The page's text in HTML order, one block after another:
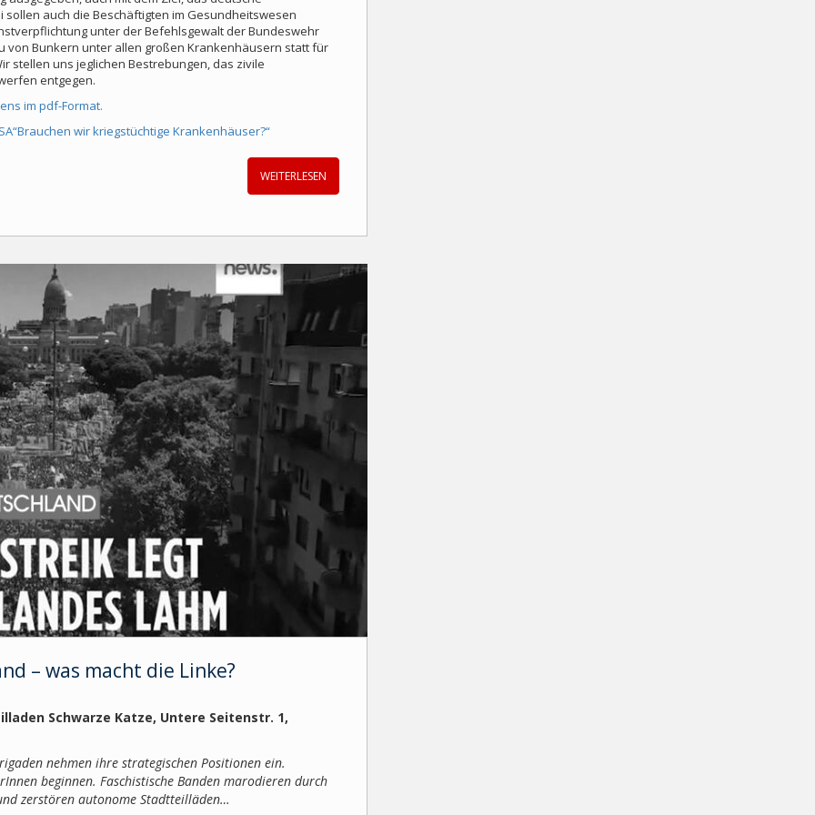
auch die Beschäftigten im Gesundheitswesen
unter der Befehlsgewalt der Bundeswehr
von Bunkern unter allen großen Krankenhäusern statt für
stellen uns jeglichen Bestrebungen, das zivile
entgegen.
im pdf-Format.
wir kriegstüchtige Krankenhäuser?“
WEITERLESEN
– was macht die Linke?
Schwarze Katze, Untere Seitenstr. 1,
nehmen ihre strategischen Positionen ein.
beginnen. Faschistische Banden marodieren durch
zerstören autonome Stadtteilläden…